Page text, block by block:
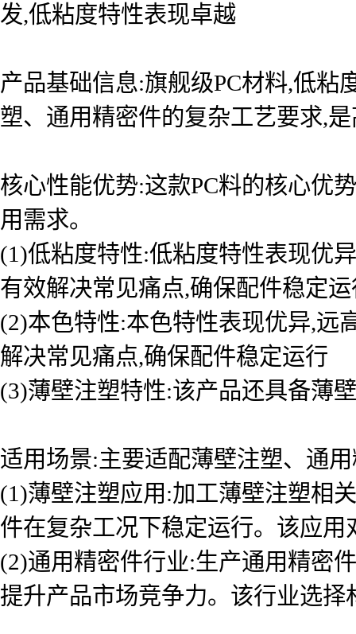
发,低粘度特性表现卓越
产品基础信息:旗舰级PC材料,低粘
塑、通用精密件的复杂工艺要求,
核心性能优势:这款PC料的核心优
用需求。
(1)低粘度特性:低粘度特性表现优
有效解决常见痛点,确保配件稳定
(2)本色特性:本色特性表现优异,远
解决常见痛点,确保配件稳定运行
(3)薄壁注塑特性:该产品还具备薄
适用场景:主要适配薄壁注塑、通
(1)薄壁注塑应用:加工薄壁注塑相
件在复杂工况下稳定运行。该应
(2)通用精密件行业:生产通用精密
提升产品市场竞争力。该行业选